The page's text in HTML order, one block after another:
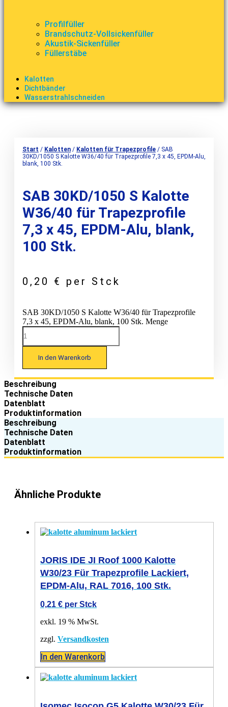
Profilfüller
Brandschutz-Vollsickenfüller
Akustik-Sickenfüller
Füllerstäbe
Kalotten
Dichtbänder
Wasserstrahlschneiden
Start / Kalotten / Kalotten für Trapezprofile / SAB
30KD/1050 S Kalotte W36/40 für Trapezprofile 7,3 x 45, EPDM-Alu,
blank, 100 Stk.
SAB 30KD/1050 S Kalotte
W36/40 für Trapezprofile
7,3 x 45, EPDM-Alu, blank,
100 Stk.
0,20 € per Stck
SAB 30KD/1050 S Kalotte W36/40 für Trapezprofile
7,3 x 45, EPDM-Alu, blank, 100 Stk. Menge
In den Warenkorb
Beschreibung
Technische Daten
Datenblatt
Produktinformation
Beschreibung
Technische Daten
Datenblatt
Produktinformation
Ähnliche Produkte
JORIS IDE JI Roof 1000 Kalotte
W30/23 Für Trapezprofile Lackiert,
EPDM-Alu, RAL 7016, 100 Stk.
0,21 € per Stck
exkl. 19 % MwSt.
zzgl. Versandkosten
In den Warenkorb